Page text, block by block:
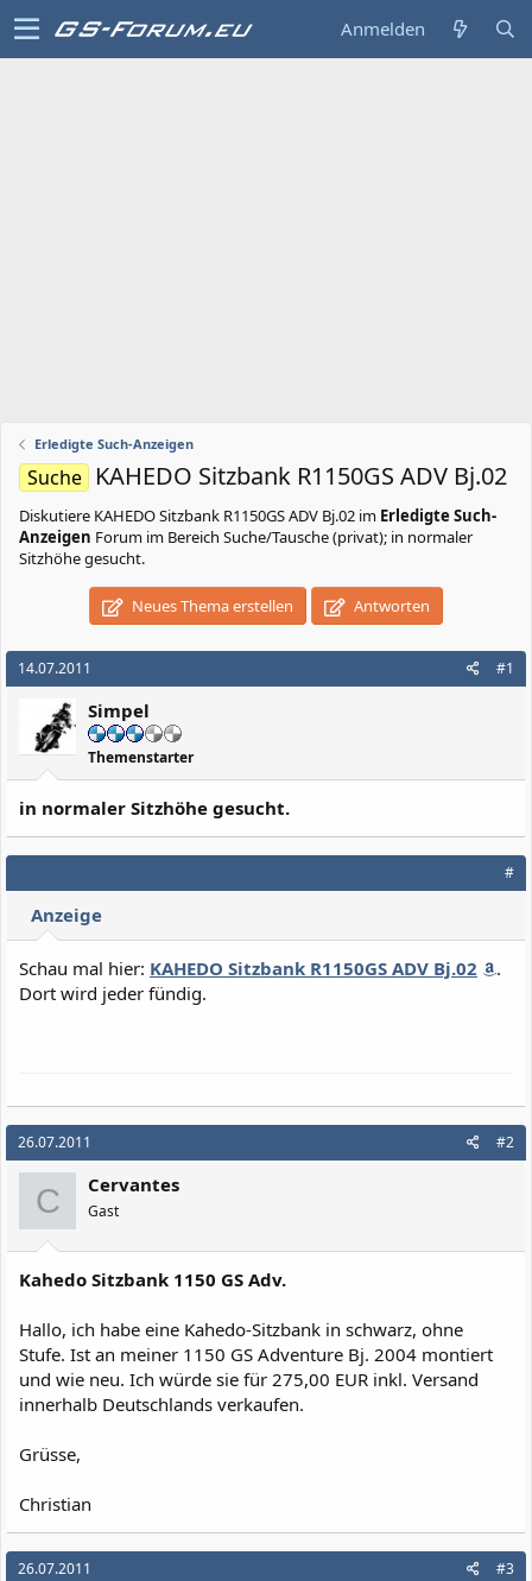
Anmelden
Erledigte Such-Anzeigen
Suche KAHEDO Sitzbank R1150GS ADV Bj.02
Diskutiere KAHEDO Sitzbank R1150GS ADV Bj.02 im Erledigte Such-
Anzeigen Forum im Bereich Suche/Tausche (privat); in normaler
Sitzhöhe gesucht.
Neues Thema erstellen Antworten
14.07.2011 #1
Simpel
Themenstarter
in normaler Sitzhöhe gesucht.
#
Anzeige
Schau mal hier: KAHEDO Sitzbank R1150GS ADV Bj.02
.
Dort wird jeder fündig.
26.07.2011 #2
C Cervantes
Gast
Kahedo Sitzbank 1150 GS Adv.
Hallo, ich habe eine Kahedo-Sitzbank in schwarz, ohne
Stufe. Ist an meiner 1150 GS Adventure Bj. 2004 montiert
und wie neu. Ich würde sie für 275,00 EUR inkl. Versand
innerhalb Deutschlands verkaufen.
Grüsse,
Christian
26.07.2011 #3